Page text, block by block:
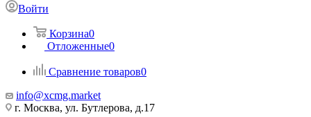
Войти
Корзина0
Отложенные0
Сравнение товаров0
info@xcmg.market
г. Москва, ул. Бутлерова, д.17